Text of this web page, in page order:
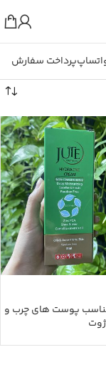
پرداخت سفارش
پوست های چرب و